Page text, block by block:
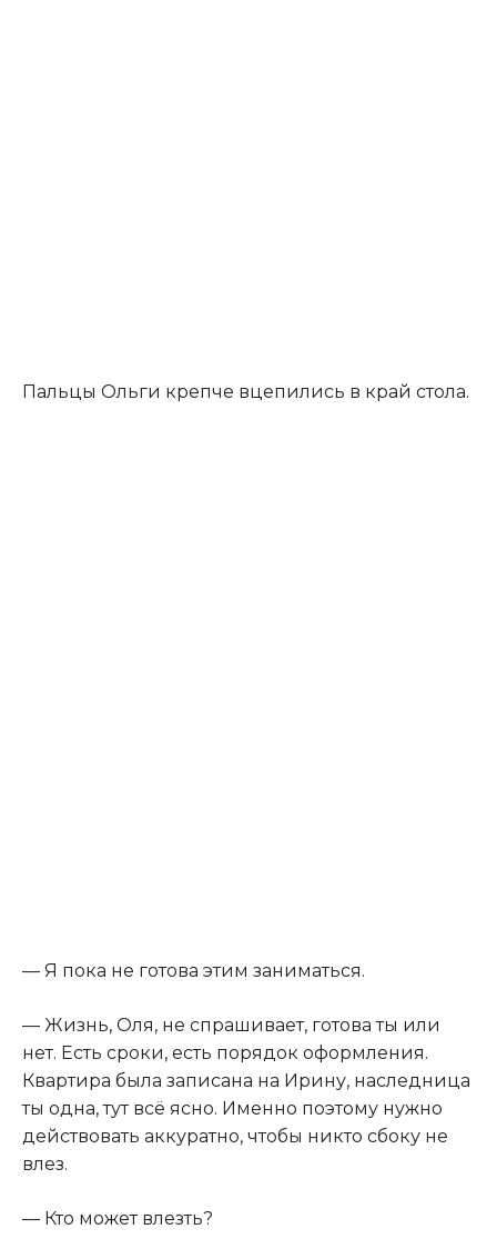
Пальцы Ольги крепче вцепились в край стола.
— Я пока не готова этим заниматься.
— Жизнь, Оля, не спрашивает, готова ты или
нет. Есть сроки, есть порядок оформления.
Квартира была записана на Ирину, наследница
ты одна, тут всё ясно. Именно поэтому нужно
действовать аккуратно, чтобы никто сбоку не
влез.
— Кто может влезть?